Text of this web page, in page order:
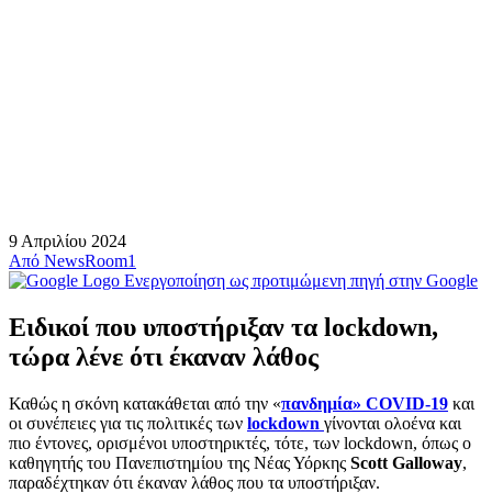
9 Απριλίου 2024
Από NewsRoom1
Ενεργοποίηση ως προτιμώμενη πηγή στην Google
Ειδικοί που υποστήριξαν τα lockdown,
τώρα λένε ότι έκαναν λάθος
Καθώς η σκόνη κατακάθεται από την «πανδημία» COVID-19 και
οι συνέπειες για τις πολιτικές των lockdown γίνονται ολοένα και
πιο έντονες, ορισμένοι υποστηρικτές, τότε, των lockdown, όπως ο
καθηγητής του Πανεπιστημίου της Νέας Υόρκης Scott Galloway,
παραδέχτηκαν ότι έκαναν λάθος που τα υποστήριξαν.